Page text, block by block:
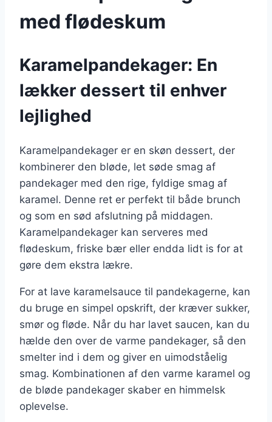
med flødeskum
Karamelpandekager: En
lækker dessert til enhver
lejlighed
Karamelpandekager er en skøn dessert, der
kombinerer den bløde, let søde smag af
pandekager med den rige, fyldige smag af
karamel. Denne ret er perfekt til både brunch
og som en sød afslutning på middagen.
Karamelpandekager kan serveres med
flødeskum, friske bær eller endda lidt is for at
gøre dem ekstra lækre.
For at lave karamelsauce til pandekagerne, kan
du bruge en simpel opskrift, der kræver sukker,
smør og fløde. Når du har lavet saucen, kan du
hælde den over de varme pandekager, så den
smelter ind i dem og giver en uimodståelig
smag. Kombinationen af den varme karamel og
de bløde pandekager skaber en himmelsk
oplevelse.